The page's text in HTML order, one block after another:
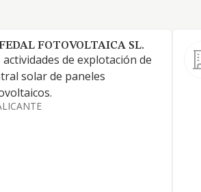
FOTOVOLTAICA SL.
actividades de explotación de
solar de paneles